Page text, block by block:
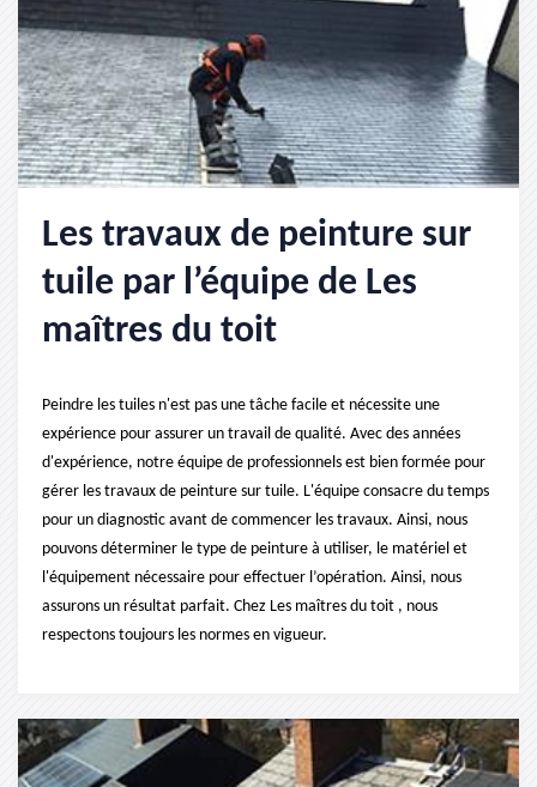
Les travaux de peinture sur
tuile par l’équipe de Les
maîtres du toit
Peindre les tuiles n'est pas une tâche facile et nécessite une
expérience pour assurer un travail de qualité. Avec des années
d'expérience, notre équipe de professionnels est bien formée pour
gérer les travaux de peinture sur tuile. L'équipe consacre du temps
pour un diagnostic avant de commencer les travaux. Ainsi, nous
pouvons déterminer le type de peinture à utiliser, le matériel et
l'équipement nécessaire pour effectuer l’opération. Ainsi, nous
assurons un résultat parfait. Chez Les maîtres du toit , nous
respectons toujours les normes en vigueur.